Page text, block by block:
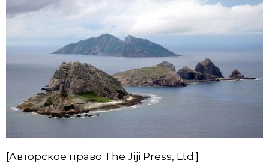
От редакции
[Авторское право The Jiji Press, Ltd.]